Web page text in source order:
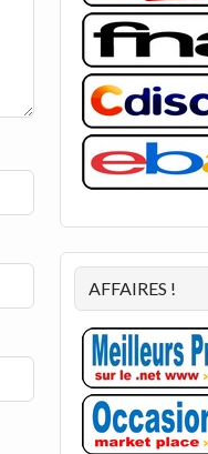
AFFAIRES !